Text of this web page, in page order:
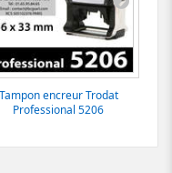
Tampon encreur Trodat
Professional 5206